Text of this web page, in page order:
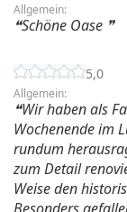
Allgemein:
Schöne Oase
5,0
Allgemein:
Wir haben als
Wochenende im
rundum
zum Detail
Weise den